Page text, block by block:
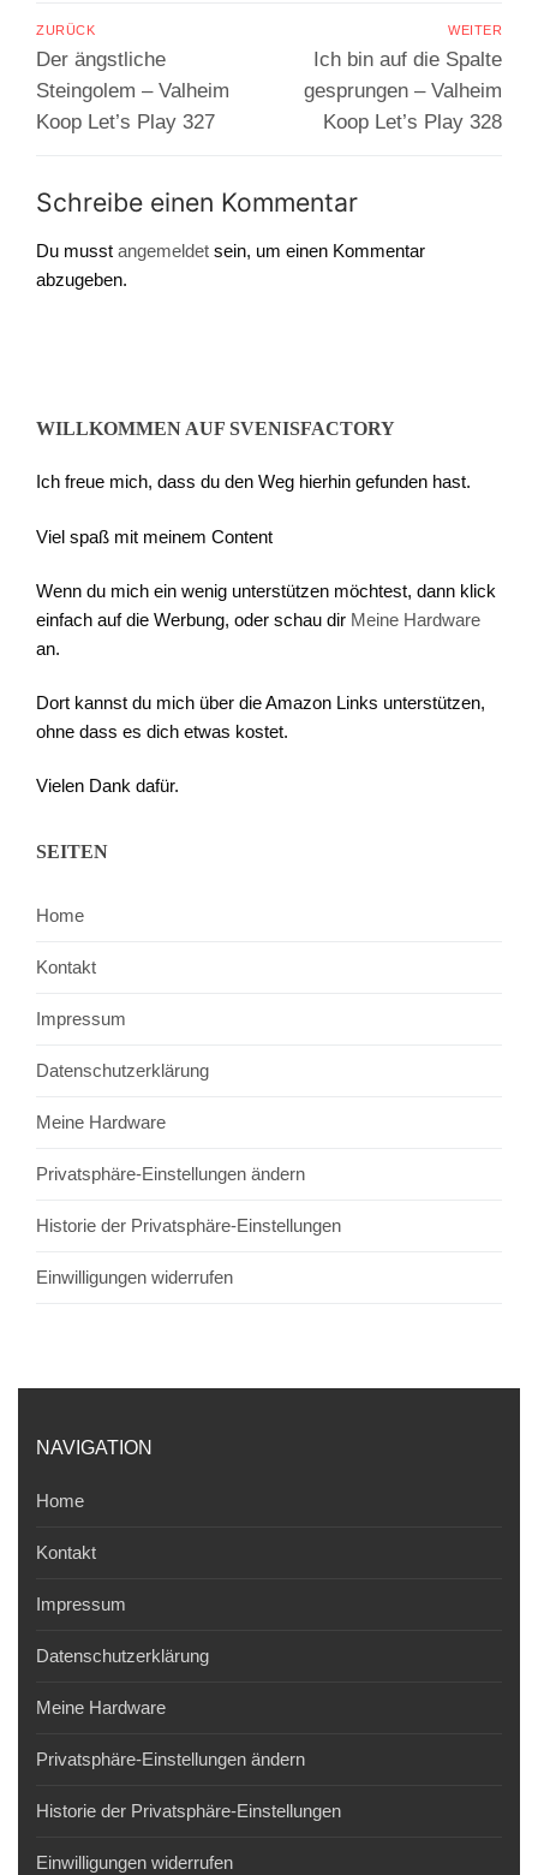
Beitragsnavigation
ZURÜCK
Vorheriger
Beitrag:
Der ängstliche
Steingolem – Valheim
Koop Let’s Play 327
WEITER
Nächster
Beitrag:
Ich bin auf die Spalte
gesprungen – Valheim
Koop Let’s Play 328
Schreibe einen Kommentar
Du musst angemeldet sein, um einen Kommentar
abzugeben.
WILLKOMMEN AUF SVENISFACTORY
Ich freue mich, dass du den Weg hierhin gefunden hast.
Viel spaß mit meinem Content
Wenn du mich ein wenig unterstützen möchtest, dann klick
einfach auf die Werbung, oder schau dir Meine Hardware
an.
Dort kannst du mich über die Amazon Links unterstützen,
ohne dass es dich etwas kostet.
Vielen Dank dafür.
SEITEN
Home
Kontakt
Impressum
Datenschutzerklärung
Meine Hardware
Privatsphäre-Einstellungen ändern
Historie der Privatsphäre-Einstellungen
Einwilligungen widerrufen
NAVIGATION
Home
Kontakt
Impressum
Datenschutzerklärung
Meine Hardware
Privatsphäre-Einstellungen ändern
Historie der Privatsphäre-Einstellungen
Einwilligungen widerrufen